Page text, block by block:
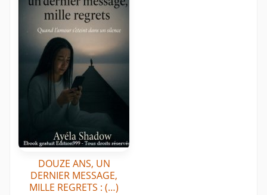
DOUZE ANS, UN
DERNIER MESSAGE,
MILLE REGRETS : (…)